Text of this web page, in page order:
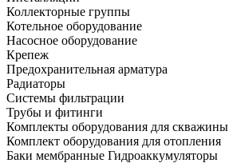
Коллекторные группы
Котельное оборудование
Насосное оборудование
Крепеж
Предохранительная арматура
Радиаторы
Системы фильтрации
Трубы и фитинги
Комплекты оборудования для скважины
Комплект оборудования для отопления
Баки мембранные Гидроаккумуляторы